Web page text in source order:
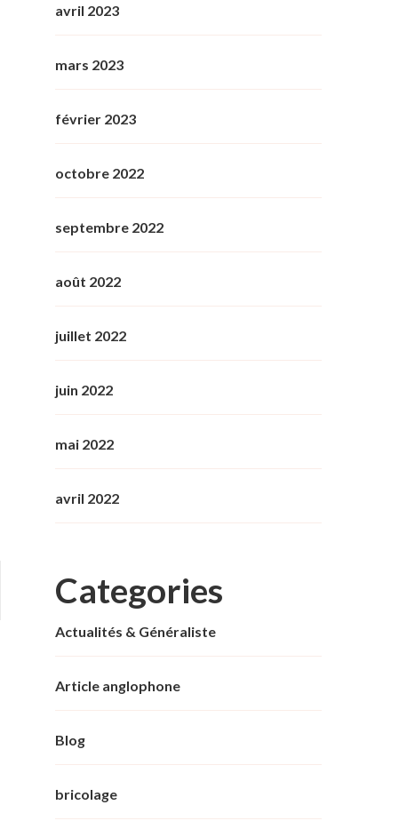
avril 2023
mars 2023
février 2023
octobre 2022
septembre 2022
août 2022
juillet 2022
juin 2022
mai 2022
avril 2022
Categories
Actualités & Généraliste
Article anglophone
Blog
bricolage